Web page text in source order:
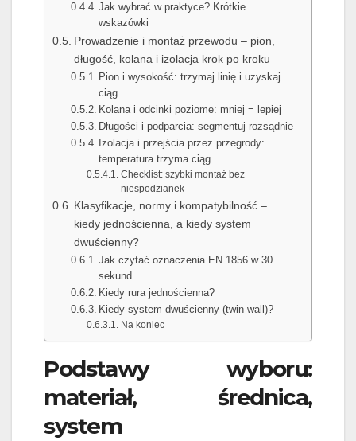
Jak wybrać w praktyce? Krótkie
wskazówki
Prowadzenie i montaż przewodu – pion,
długość, kolana i izolacja krok po kroku
Pion i wysokość: trzymaj linię i uzyskaj
ciąg
Kolana i odcinki poziome: mniej = lepiej
Długości i podparcia: segmentuj rozsądnie
Izolacja i przejścia przez przegrody:
temperatura trzyma ciąg
Checklist: szybki montaż bez
niespodzianek
Klasyfikacje, normy i kompatybilność –
kiedy jednościenna, a kiedy system
dwuścienny?
Jak czytać oznaczenia EN 1856 w 30
sekund
Kiedy rura jednościenna?
Kiedy system dwuścienny (twin wall)?
Na koniec
Podstawy wyboru:
materiał, średnica,
system